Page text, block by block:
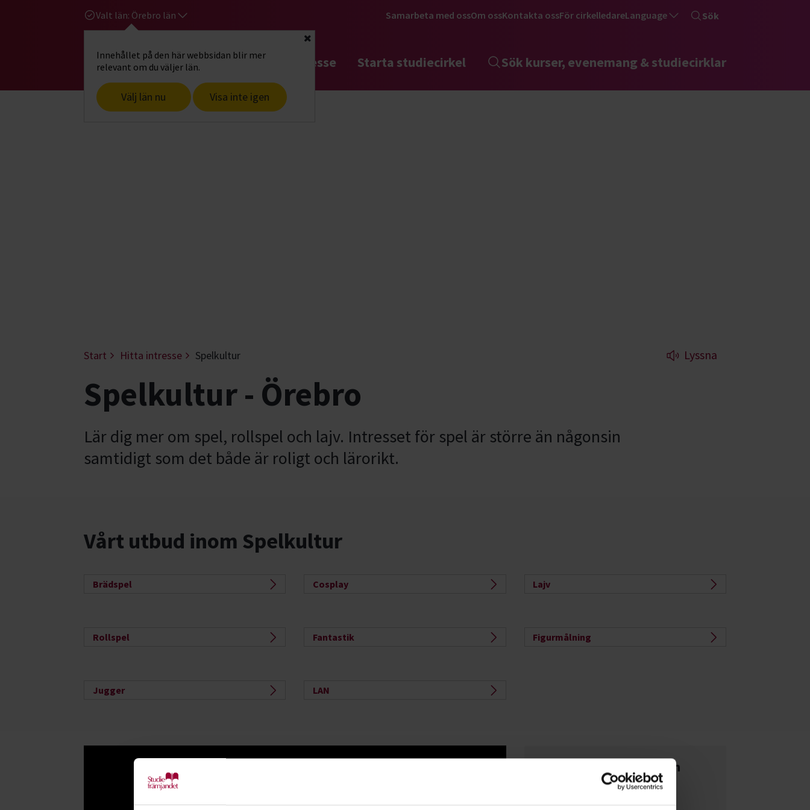
Valt län: Örebro län
Innehållet på den här webbsidan blir mer
relevant om du väljer län.
Välj län nu Visa inte igen
Stäng
Samarbeta med ossOm ossKontakta ossFör cirkelledareLanguage Sök
Gå till studiefrämjandets startsidaHitta intresse Starta studiecirkel Sök kurser, evenemang & studiecirklar
Start Hitta intresse Spelkultur Lyssna
Spelkultur - Örebro
Lär dig mer om spel, rollspel och lajv. Intresset för spel är större än någonsin
samtidigt som det både är roligt och lärorikt.
Vårt utbud inom Spelkultur
Brädspel Cosplay Lajv
Rollspel Fantastik Figurmålning
Jugger LAN
Läs mer om spelkulturen
I vår egen tidning Cirkeln